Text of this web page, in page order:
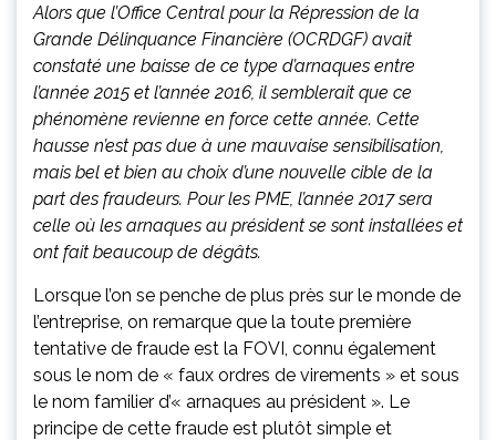
Alors que l’Office Central pour la Répression de la
Grande Délinquance Financière (OCRDGF) avait
constaté une baisse de ce type d’arnaques entre
l’année 2015 et l’année 2016, il semblerait que ce
phénomène revienne en force cette année. Cette
hausse n’est pas due à une mauvaise sensibilisation,
mais bel et bien au choix d’une nouvelle cible de la
part des fraudeurs. Pour les PME, l’année 2017 sera
celle où les arnaques au président se sont installées et
ont fait beaucoup de dégâts.
Lorsque l’on se penche de plus près sur le monde de
l’entreprise, on remarque que la toute première
tentative de fraude est la FOVI, connu également
sous le nom de « faux ordres de virements » et sous
le nom familier d’« arnaques au président ». Le
principe de cette fraude est plutôt simple et